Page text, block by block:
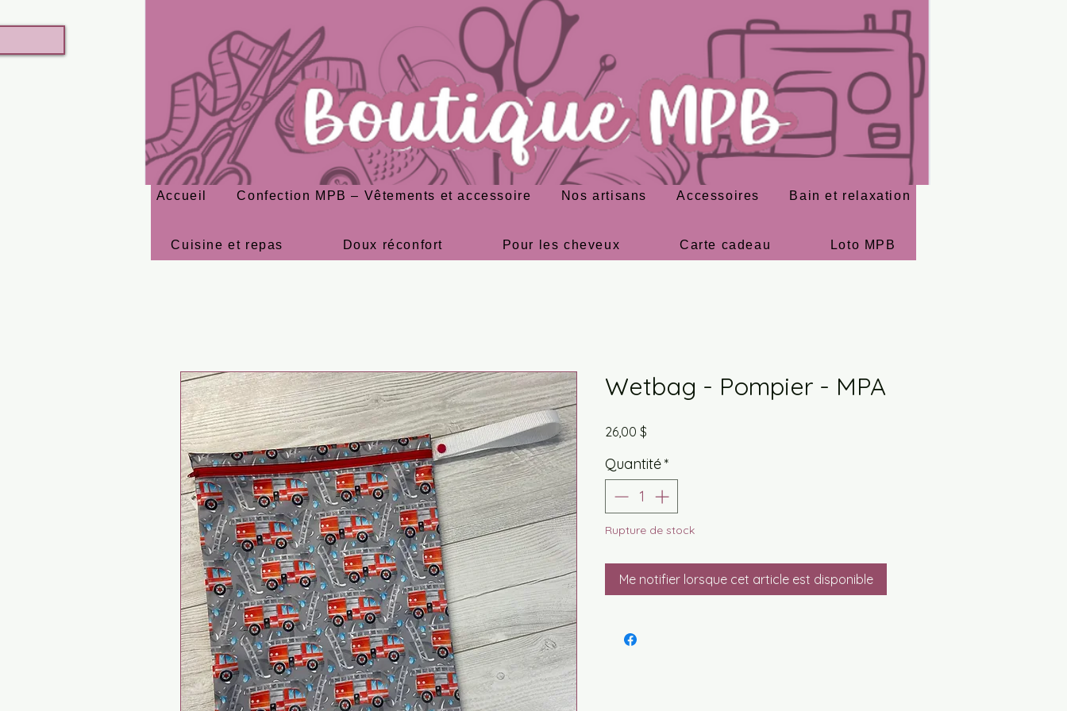
Accueil Confection MPB – Vêtements et accessoire Nos artisans Accessoires Bain et relaxation
Cuisine et repas Doux réconfort Pour les cheveux Carte cadeau Loto MPB
Wetbag - Pompier - MPA
26,00 $
Quantité*
Rupture de stock
Me notifier lorsque cet article est disponible